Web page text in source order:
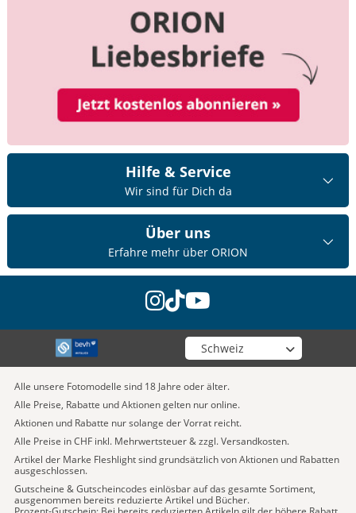
Hilfe & Service
Wir sind für Dich da
Über uns
Erfahre mehr über ORION
instagram
tiktok
youtube
Wähle deinen Shop
Alle unsere Fotomodelle sind 18 Jahre oder älter.
Alle Preise, Rabatte und Aktionen gelten nur online.
Aktionen und Rabatte nur solange der Vorrat reicht.
Alle Preise in CHF inkl. Mehrwertsteuer & zzgl. Versandkosten.
Artikel der Marke Fleshlight sind grundsätzlich von Aktionen und Rabatten
ausgeschlossen.
Gutscheine & Gutscheincodes einlösbar auf das gesamte Sortiment,
ausgenommen bereits reduzierte Artikel und Bücher.